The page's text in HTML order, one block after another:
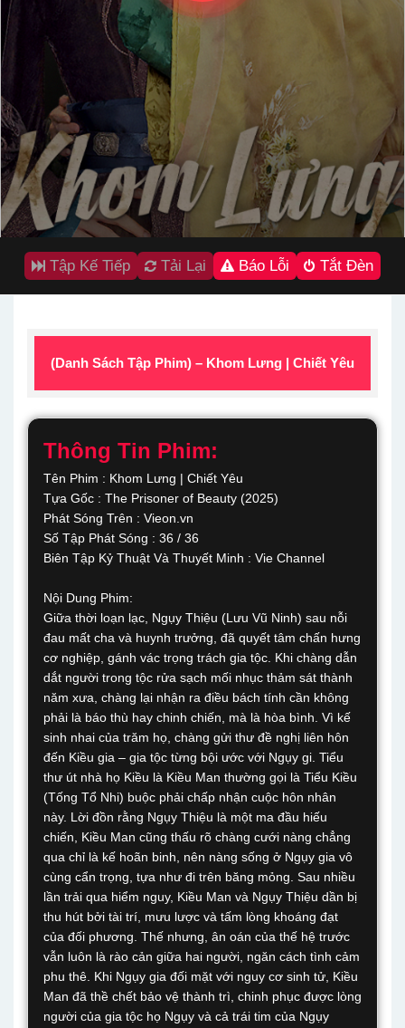
Tập Kế Tiếp Tải Lại Báo Lỗi Tắt Đèn
(Danh Sách Tập Phim) – Khom Lưng | Chiết Yêu
Thông Tin Phim:
Tên Phim : Khom Lưng | Chiết Yêu
Tựa Gốc : The Prisoner of Beauty (2025)
Phát Sóng Trên : Vieon.vn
Số Tập Phát Sóng : 36 / 36
Biên Tập Kỷ Thuật Và Thuyết Minh : Vie Channel
Nội Dung Phim:
Giữa thời loạn lạc, Ngụy Thiệu (Lưu Vũ Ninh) sau nỗi
đau mất cha và huynh trưởng, đã quyết tâm chấn hưng
cơ nghiệp, gánh vác trọng trách gia tộc. Khi chàng dẫn
dắt người trong tộc rửa sạch mối nhục thảm sát thành
năm xưa, chàng lại nhận ra điều bách tính cần không
phải là báo thù hay chinh chiến, mà là hòa bình. Vì kế
sinh nhai của trăm họ, chàng gửi thư đề nghị liên hôn
đến Kiều gia – gia tộc từng bội ước với Ngụy gi. Tiểu
thư út nhà họ Kiều là Kiều Man thường gọi là Tiểu Kiều
(Tống Tổ Nhi) buộc phải chấp nhận cuộc hôn nhân
này. Lời đồn rằng Ngụy Thiệu là một ma đầu hiếu
chiến, Kiều Man cũng thấu rõ chàng cưới nàng chẳng
qua chỉ là kế hoãn binh, nên nàng sống ở Ngụy gia vô
cùng cẩn trọng, tựa như đi trên băng mỏng. Sau nhiều
lần trải qua hiểm nguy, Kiều Man và Ngụy Thiệu dần bị
thu hút bởi tài trí, mưu lược và tấm lòng khoáng đạt
của đối phương. Thế nhưng, ân oán của thế hệ trước
vẫn luôn là rào cản giữa hai người, ngăn cách tình cảm
phu thê. Khi Ngụy gia đối mặt với nguy cơ sinh tử, Kiều
Man đã thề chết bảo vệ thành trì, chinh phục được lòng
người của gia tộc họ Ngụy và cả trái tim của Ngụy